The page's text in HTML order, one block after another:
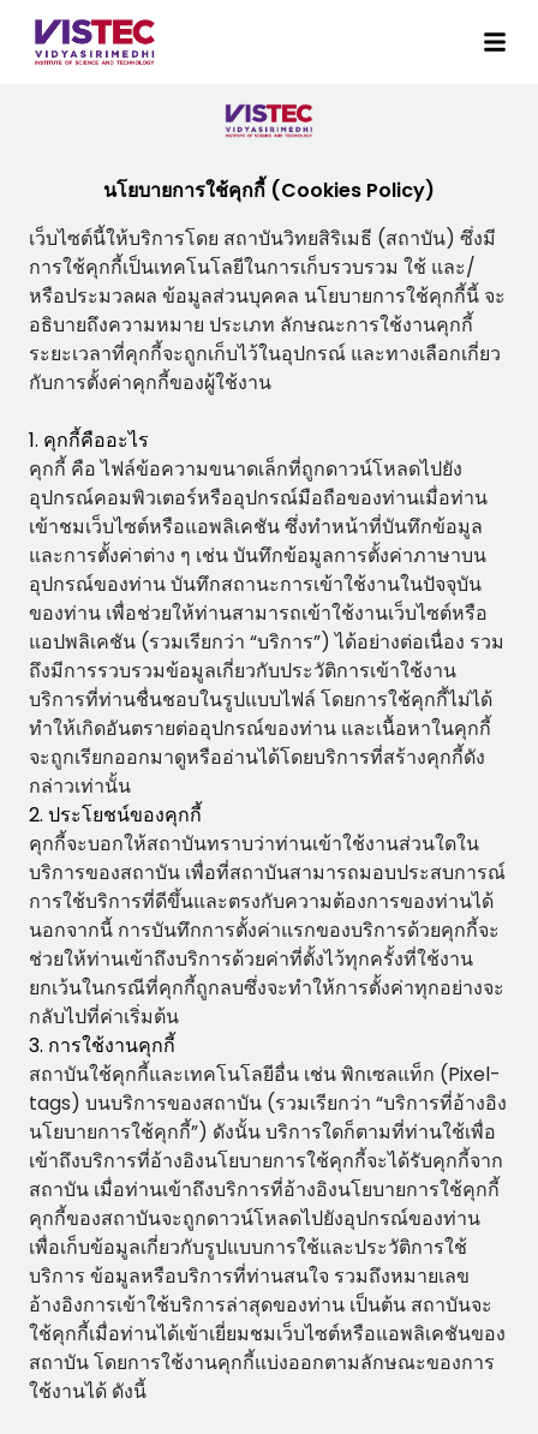
นโยบายการใช้คุกกี้ (Cookies Policy)
เว็บไซต์นี้ให้บริการโดย สถาบันวิทยสิริเมธี (สถาบัน) ซึ่งมี
การใช้คุกกี้เป็นเทคโนโลยีในการเก็บรวบรวม ใช้ และ/
หรือประมวลผล ข้อมูลส่วนบุคคล นโยบายการใช้คุกกี้นี้ จะ
อธิบายถึงความหมาย ประเภท ลักษณะการใช้งานคุกกี้
ระยะเวลาที่คุกกี้จะถูกเก็บไว้ในอุปกรณ์ และทางเลือกเกี่ยว
กับการตั้งค่าคุกกี้ของผู้ใช้งาน
1. คุกกี้คืออะไร
คุกกี้ คือ ไฟล์ข้อความขนาดเล็กที่ถูกดาวน์โหลดไปยัง
อุปกรณ์คอมพิวเตอร์หรืออุปกรณ์มือถือของท่านเมื่อท่าน
เข้าชมเว็บไซต์หรือแอพลิเคชัน ซึ่งทำหน้าที่บันทึกข้อมูล
และการตั้งค่าต่าง ๆ เช่น บันทึกข้อมูลการตั้งค่าภาษาบน
อุปกรณ์ของท่าน บันทึกสถานะการเข้าใช้งานในปัจจุบัน
ของท่าน เพื่อช่วยให้ท่านสามารถเข้าใช้งานเว็บไซต์หรือ
แอปพลิเคชัน (รวมเรียกว่า “บริการ”) ได้อย่างต่อเนื่อง รวม
ถึงมีการรวบรวมข้อมูลเกี่ยวกับประวัติการเข้าใช้งาน
บริการที่ท่านชื่นชอบในรูปแบบไฟล์ โดยการใช้คุกกี้ไม่ได้
ทำให้เกิดอันตรายต่ออุปกรณ์ของท่าน และเนื้อหาในคุกกี้
จะถูกเรียกออกมาดูหรืออ่านได้โดยบริการที่สร้างคุกกี้ดัง
กล่าวเท่านั้น
2. ประโยชน์ของคุกกี้
คุกกี้จะบอกให้สถาบันทราบว่าท่านเข้าใช้งานส่วนใดใน
บริการของสถาบัน เพื่อที่สถาบันสามารถมอบประสบการณ์
การใช้บริการที่ดีขึ้นและตรงกับความต้องการของท่านได้
นอกจากนี้ การบันทึกการตั้งค่าแรกของบริการด้วยคุกกี้จะ
ช่วยให้ท่านเข้าถึงบริการด้วยค่าที่ตั้งไว้ทุกครั้งที่ใช้งาน
ยกเว้นในกรณีที่คุกกี้ถูกลบซึ่งจะทำให้การตั้งค่าทุกอย่างจะ
กลับไปที่ค่าเริ่มต้น
3. การใช้งานคุกกี้
สถาบันใช้คุกกี้และเทคโนโลยีอื่น เช่น พิกเซลแท็ก (Pixel-
tags) บนบริการของสถาบัน (รวมเรียกว่า “บริการที่อ้างอิง
นโยบายการใช้คุกกี้”) ดังนั้น บริการใดก็ตามที่ท่านใช้เพื่อ
เข้าถึงบริการที่อ้างอิงนโยบายการใช้คุกกี้จะได้รับคุกกี้จาก
สถาบัน เมื่อท่านเข้าถึงบริการที่อ้างอิงนโยบายการใช้คุกกี้
คุกกี้ของสถาบันจะถูกดาวน์โหลดไปยังอุปกรณ์ของท่าน
เพื่อเก็บข้อมูลเกี่ยวกับรูปแบบการใช้และประวัติการใช้
บริการ ข้อมูลหรือบริการที่ท่านสนใจ รวมถึงหมายเลข
อ้างอิงการเข้าใช้บริการล่าสุดของท่าน เป็นต้น สถาบันจะ
ใช้คุกกี้เมื่อท่านได้เข้าเยี่ยมชมเว็บไซต์หรือแอพลิเคชันของ
สถาบัน โดยการใช้งานคุกกี้แบ่งออกตามลักษณะของการ
ใช้งานได้ ดังนี้